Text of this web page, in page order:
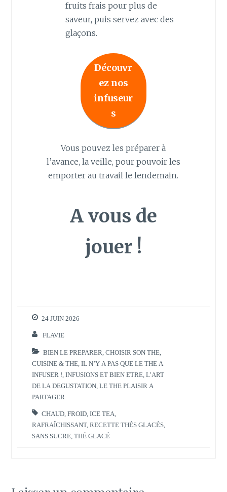
fruits frais pour plus de
saveur, puis servez avec des
glaçons.
Découvr
ez nos
infuseur
s
Vous pouvez les préparer à
l’avance, la veille, pour pouvoir les
emporter au travail le lendemain.
A vous de
jouer !
24 JUIN 2026
FLAVIE
BIEN LE PREPARER ,CHOISIR SON THE
CUISINE & THE ,IL N’Y A PAS QUE LE THE A
INFUSER ! ,INFUSIONS ET BIEN ETRE ,L’ART
DE LA DEGUSTATION ,LE THE PLAISIR A
PARTAGER
CHAUD ,FROID ,ICE TEA
RAFRAÎCHISSANT,RECETTE THÉS GLACÉS
SANS SUCRE ,THÉ GLACÉ